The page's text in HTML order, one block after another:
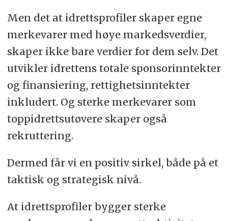
Men det at idrettsprofiler skaper egne
merkevarer med høye markedsverdier,
skaper ikke bare verdier for dem selv. Det
utvikler idrettens totale sponsorinntekter
og finansiering, rettighetsinntekter
inkludert. Og sterke merkevarer som
toppidrettsutøvere skaper også
rekruttering.
Dermed får vi en positiv sirkel, både på et
taktisk og strategisk nivå.
At idrettsprofiler bygger sterke